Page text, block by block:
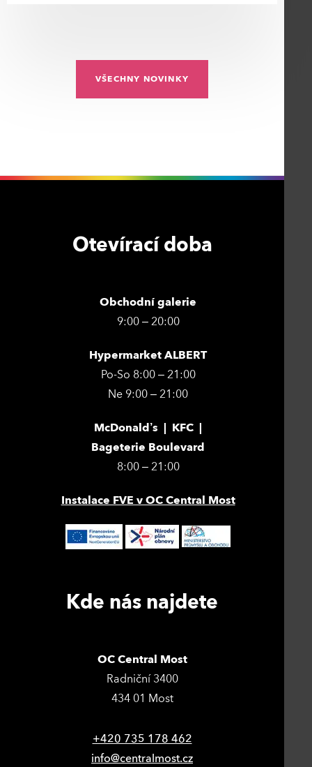
VŠECHNY NOVINKY
Otevírací doba
Obchodní galerie
9:00 – 20:00
Hypermarket ALBERT
Po-So 8:00 – 21:00
Ne 9:00 – 21:00
McDonald’s | KFC |
Bageterie Boulevard
8:00 – 21:00
Instalace FVE v OC Central Most
Kde nás najdete
OC Central Most
Radniční 3400
434 01 Most
+420 735 178 462
info@centralmost.cz